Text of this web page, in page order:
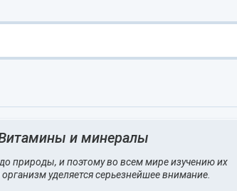
и минералы
природы, и поэтому во всем мире изучению их
уделяется серьезнейшее внимание.